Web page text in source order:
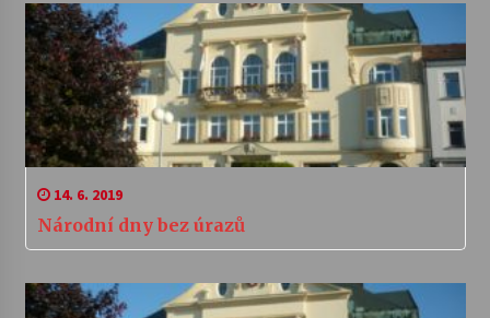
14. 6. 2019
Národní dny bez úrazů